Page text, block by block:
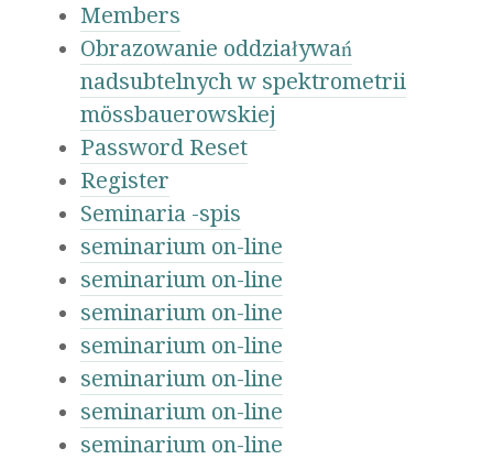
Members
Obrazowanie oddziaływań
nadsubtelnych w spektrometrii
mössbauerowskiej
Password Reset
Register
Seminaria -spis
seminarium on-line
seminarium on-line
seminarium on-line
seminarium on-line
seminarium on-line
seminarium on-line
seminarium on-line